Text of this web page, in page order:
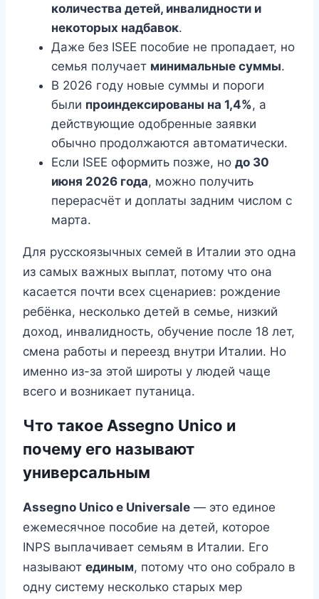
количества детей, инвалидности и
некоторых надбавок.
Даже без ISEE пособие не пропадает, но
семья получает минимальные суммы.
В 2026 году новые суммы и пороги
были проиндексированы на 1,4%, а
действующие одобренные заявки
обычно продолжаются автоматически.
Если ISEE оформить позже, но до 30
июня 2026 года, можно получить
перерасчёт и доплаты задним числом с
марта.
Для русскоязычных семей в Италии это одна
из самых важных выплат, потому что она
касается почти всех сценариев: рождение
ребёнка, несколько детей в семье, низкий
доход, инвалидность, обучение после 18 лет,
смена работы и переезд внутри Италии. Но
именно из-за этой широты у людей чаще
всего и возникает путаница.
Что такое Assegno Unico и
почему его называют
универсальным
Assegno Unico e Universale — это единое
ежемесячное пособие на детей, которое
INPS выплачивает семьям в Италии. Его
называют единым, потому что оно собрало в
одну систему несколько старых мер